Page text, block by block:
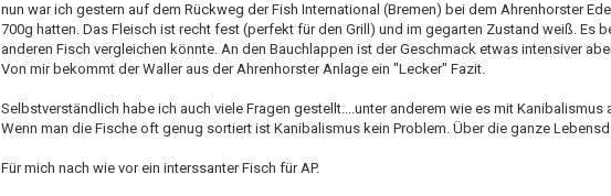
nun war ich gestern auf dem Rückweg der Fish International (Bremen) bei dem Ahrenhorster
700g hatten. Das Fleisch ist recht fest (perfekt für den Grill) und im gegarten Zustand weiß. Es
anderen Fisch vergleichen könnte. An den Bauchlappen ist der Geschmack etwas intensiver
Von mir bekommt der Waller aus der Ahrenhorster Anlage ein "Lecker" Fazit.
Selbstverständlich habe ich auch viele Fragen gestellt....unter anderem wie es mit Kanibalismus
Wenn man die Fische oft genug sortiert ist Kanibalismus kein Problem. Über die ganze
Für mich nach wie vor ein interssanter Fisch für AP.